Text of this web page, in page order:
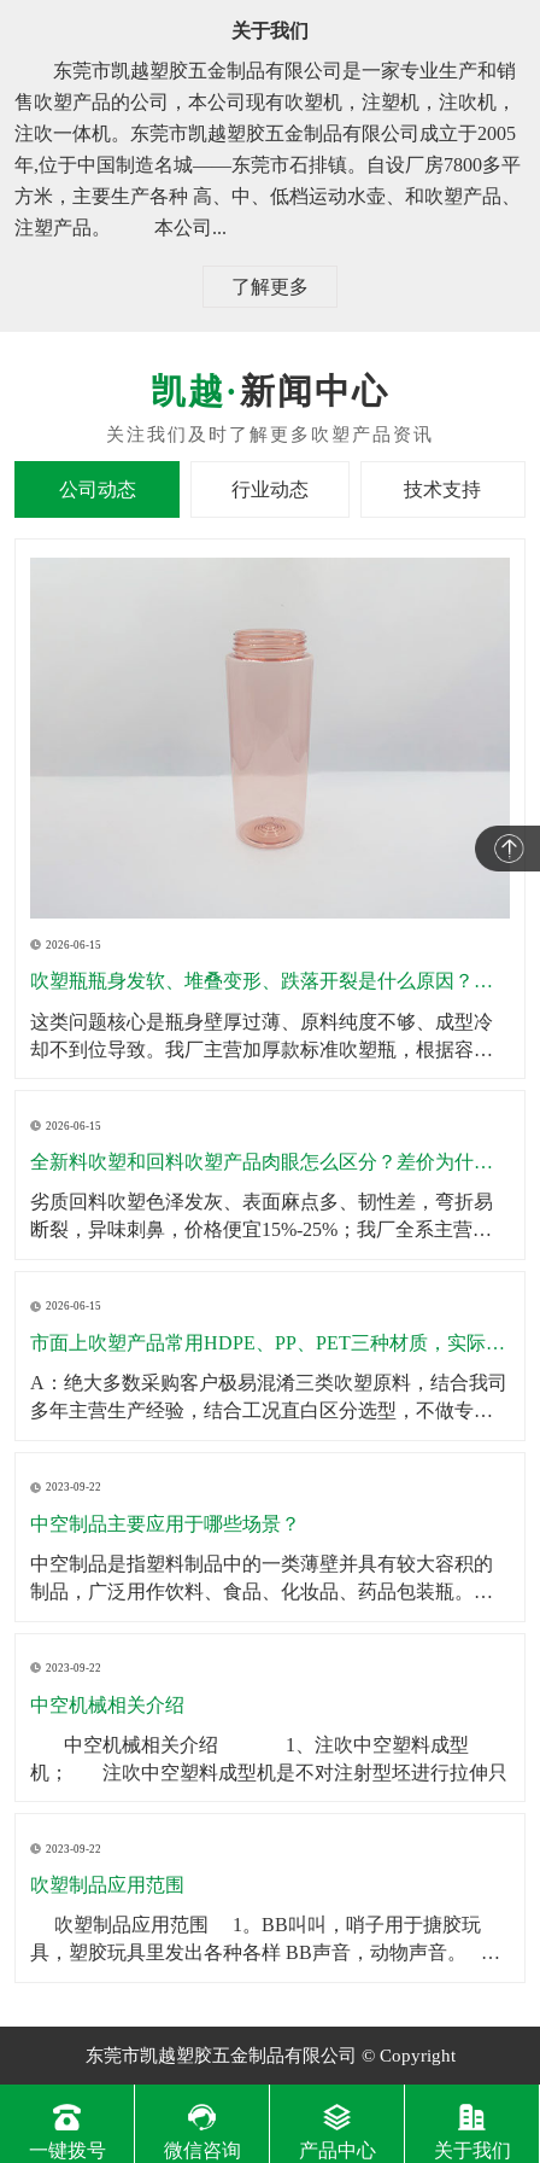
关于我们
东莞市凯越塑胶五金制品有限公司是一家专业生产和销
售吹塑产品的公司，本公司现有吹塑机，注塑机，注吹机，
注吹一体机。东莞市凯越塑胶五金制品有限公司成立于2005
年,位于中国制造名城——东莞市石排镇。自设厂房7800多平
方米，主要生产各种 高、中、低档运动水壶、和吹塑产品、
注塑产品。 本公司...
了解更多
新闻中心
公司动态 行业动态 技术支持
2026-06-15
吹塑瓶瓶身发软、堆叠变形、跌落开裂是什么原因？怎么规避？
这类问题核心是瓶身壁厚过薄、原料纯度不够、成型冷
却不到位导致。我厂主营加厚款标准吹塑瓶，根据容量
包、不变形；生产采用伺服匀速挤出+恒温冷却工艺，杜
绝瓶身局部发软、成型缩水问题。同时成品出厂前完成2
米垂直
2026-06-15
全新料吹塑和回料吹塑产品肉眼怎么区分？差价为什么这么大？
劣质回料吹塑色泽发灰、表面麻点多、韧性差，弯折易
断裂，异味刺鼻，价格便宜15%-25%；我厂全系主营成
使用寿命提升一倍以上。针对预算刚需客户，可合规提
供混合改性料经济型方案，透明告知材质参数，不偷
料、
2026-06-15
市面上吹塑产品常用HDPE、PP、PET三种材质，实际使用该怎么选？有什么核心差异？市面上吹塑产品常用HDPE、PP、PET三种材质，实际使用该怎么选？有什么核心差异？
A：绝大多数采购客户极易混淆三类吹塑原料，结合我司
多年主营生产经验，结合工况直白区分选型，不做专业
裂，壁厚可塑性强，适合工业化工桶、机油壶、农用肥
液桶、户外中空配件、仓储周转吹塑箱体，性价比最
高、
2023-09-22
中空制品主要应用于哪些场景？
中空制品是指塑料制品中的一类薄壁并具有较大容积的
制品，广泛用作饮料、食品、化妆品、药品包装瓶。​中
空制品也常被用于食品包装，如巧克力、糖果等。3．化
妆品包装：中空制品常常被用在化妆品包装上，如香水
2023-09-22
中空机械相关介绍
​ 中空机械相关介绍 1、注吹中空塑料成型
机； 注吹中空塑料成型机是不对注射型坯进行拉伸只
2023-09-22
吹塑制品应用范围
​ 吹塑制品应用范围 1。BB叫叫，哨子用于搪胶玩
具，塑胶玩具里发出各种各样 BB声音，动物声音。
东莞市凯越塑胶五金制品有限公司 © Copyright
一键拨号 微信咨询 产品中心 关于我们